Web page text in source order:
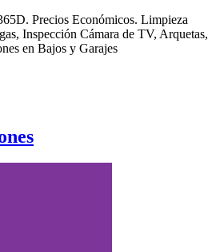
Precios Económicos. Limpieza
Inspección Cámara de TV, Arquetas,
en Bajos y Garajes